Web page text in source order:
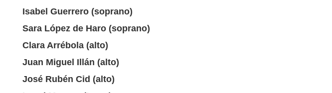
Isabel Guerrero (soprano)
Sara López de Haro (soprano)
Clara Arrébola (alto)
Juan Miguel Illán (alto)
José Rubén Cid (alto)